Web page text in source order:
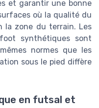
et garantir une bonne
où la qualité du
la zone du terrain. Les
synthétiques sont
normes que les
sous le pied diffère
en futsal et